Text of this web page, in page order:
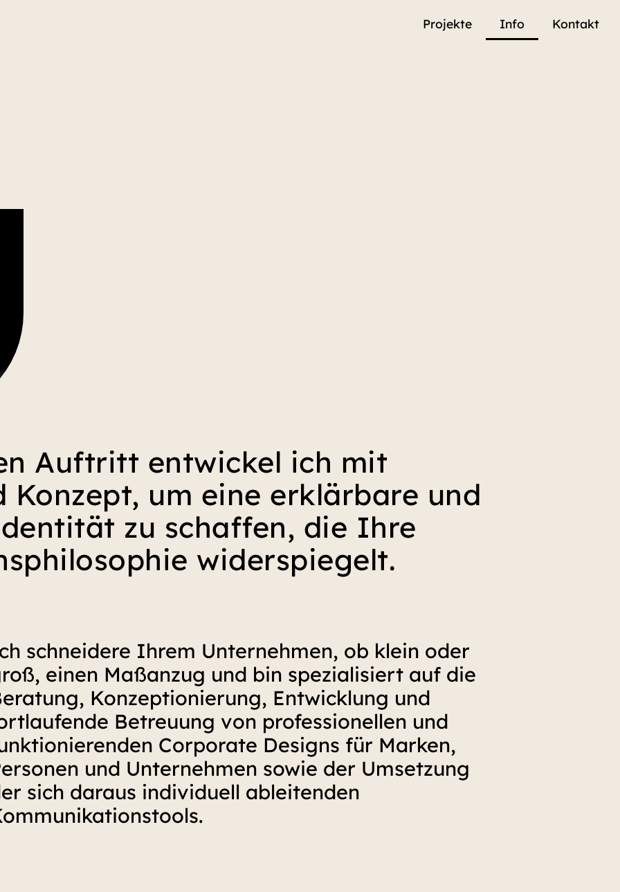
Projekte Info Kontakt
Auftritt entwickel ich mit
Konzept, um eine erklärbare und
zu schaffen, die Ihre
widerspiegelt.
schneidere Ihrem Unternehmen, ob klein oder
einen Maßanzug und bin spezialisiert auf die
Konzeptionierung, Entwicklung und
Betreuung von professionellen und
Corporate Designs für Marken,
und Unternehmen sowie der Umsetzung
sich daraus individuell ableitenden